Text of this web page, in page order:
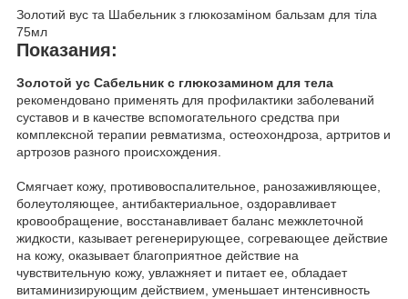
Золотий вус та Шабельник з глюкозаміном бальзам для тіла
75мл
Показания:
Золотой ус Сабельник с глюкозамином для тела
рекомендовано применять для профилактики заболеваний
суставов и в качестве вспомогательного средства при
комплексной терапии ревматизма, остеохондроза, артритов и
артрозов разного происхождения.
Смягчает кожу, противовоспалительное, ранозаживляющее,
болеутоляющее, антибактериальное, оздоравливает
кровообращение, восстанавливает баланс межклеточной
жидкости, казывает регенерирующее, согревающее действие
на кожу, оказывает благоприятное действие на
чувствительную кожу, увлажняет и питает ее, обладает
витаминизирующим действием, уменьшает интенсивность